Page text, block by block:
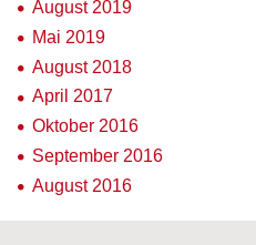
August 2019
Mai 2019
August 2018
April 2017
Oktober 2016
September 2016
August 2016